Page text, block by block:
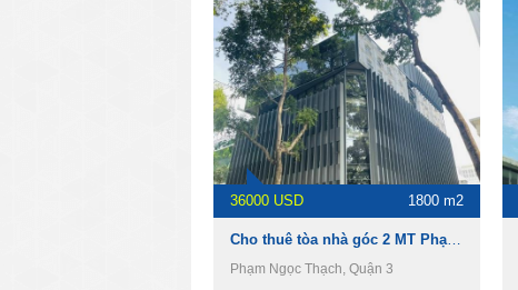
36000 USD 1800 m2
Phạm Ngọc Thạch, Quận 3